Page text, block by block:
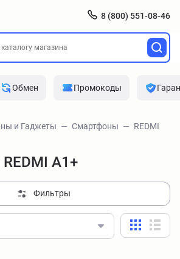
8 (800) 551-08-46
Обмен Промокоды
и Гаджеты Смартфоны
REDMI
A1+
Фильтры